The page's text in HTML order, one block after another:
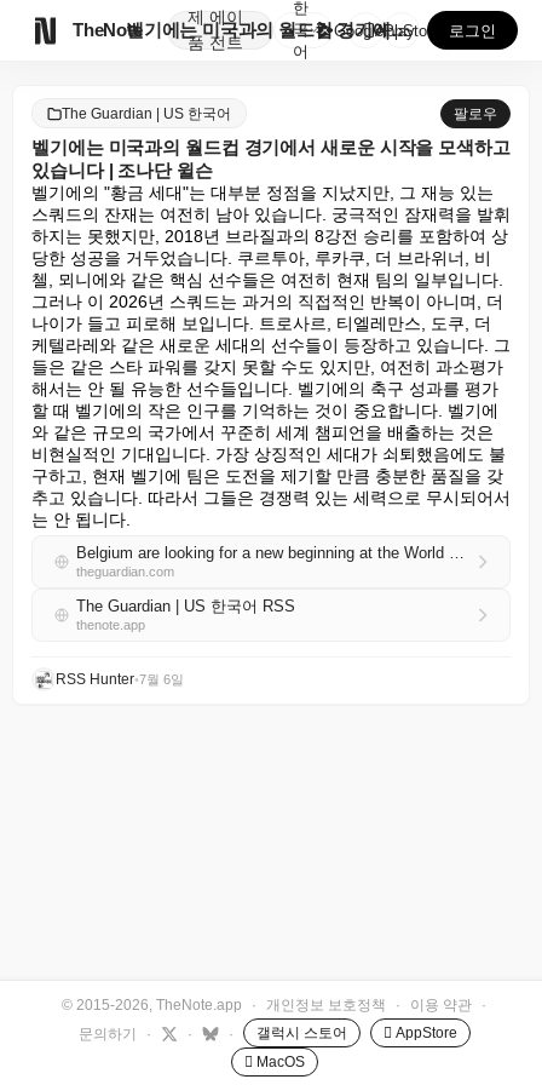
TheNote
제
품
에이
전트
벨기에는 미국과의 월드컵 경기에서 새로운 시작을 모색하...
한
국
어
GooglePlay
AppStore 로그인
The Guardian | US 한국어 팔로우
벨기에는 미국과의 월드컵 경기에서 새로운 시작을 모색하고
있습니다 | 조나단 윌슨
벨기에의 "황금 세대"는 대부분 정점을 지났지만, 그 재능 있는
스쿼드의 잔재는 여전히 남아 있습니다. 궁극적인 잠재력을 발휘
하지는 못했지만, 2018년 브라질과의 8강전 승리를 포함하여 상
당한 성공을 거두었습니다. 쿠르투아, 루카쿠, 더 브라위너, 비
첼, 뫼니에와 같은 핵심 선수들은 여전히 현재 팀의 일부입니다.
그러나 이 2026년 스쿼드는 과거의 직접적인 반복이 아니며, 더
나이가 들고 피로해 보입니다. 트로사르, 티엘레만스, 도쿠, 더
케텔라레와 같은 새로운 세대의 선수들이 등장하고 있습니다. 그
들은 같은 스타 파워를 갖지 못할 수도 있지만, 여전히 과소평가
해서는 안 될 유능한 선수들입니다. 벨기에의 축구 성과를 평가
할 때 벨기에의 작은 인구를 기억하는 것이 중요합니다. 벨기에
와 같은 규모의 국가에서 꾸준히 세계 챔피언을 배출하는 것은
비현실적인 기대입니다. 가장 상징적인 세대가 쇠퇴했음에도 불
구하고, 현재 벨기에 팀은 도전을 제기할 만큼 충분한 품질을 갖
추고 있습니다. 따라서 그들은 경쟁력 있는 세력으로 무시되어서
는 안 됩니다.
Belgium are looking for a new beginning at the World Cup against USA | Jonathan Wilson
theguardian.com
The Guardian | US 한국어 RSS
thenote.app
RSS Hunter•7월 6일
© 2015-2026, TheNote.app · 개인정보 보호정책 · 이용 약관
·
문의하기
· · · 갤럭시 스토어
 AppStore
 MacOS